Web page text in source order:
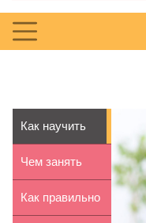
Как научить
ребенка есть
самост...
Чем занять
ребенка в
Как правильно